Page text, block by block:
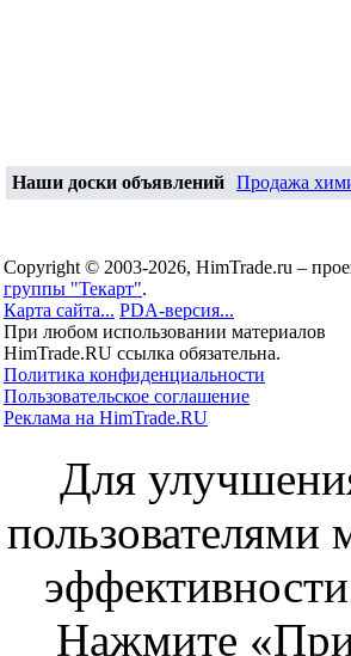
Наши доски объявлений Продажа
Copyright © 2003-2026, HimTrade.ru –
группы "Текарт".
Карта сайта... PDA-версия...
При любом использовании материалов
HimTrade.RU ссылка обязательна.
Политика конфиденциальности
Пользовательское соглашение
Реклама на HimTrade.RU
Для
Нажмите